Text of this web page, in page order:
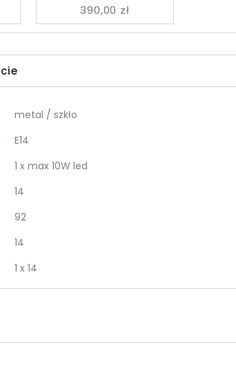
390,00 zł
metal / szkło
E14
1 x max 10W led
14
92
14
1 x 14